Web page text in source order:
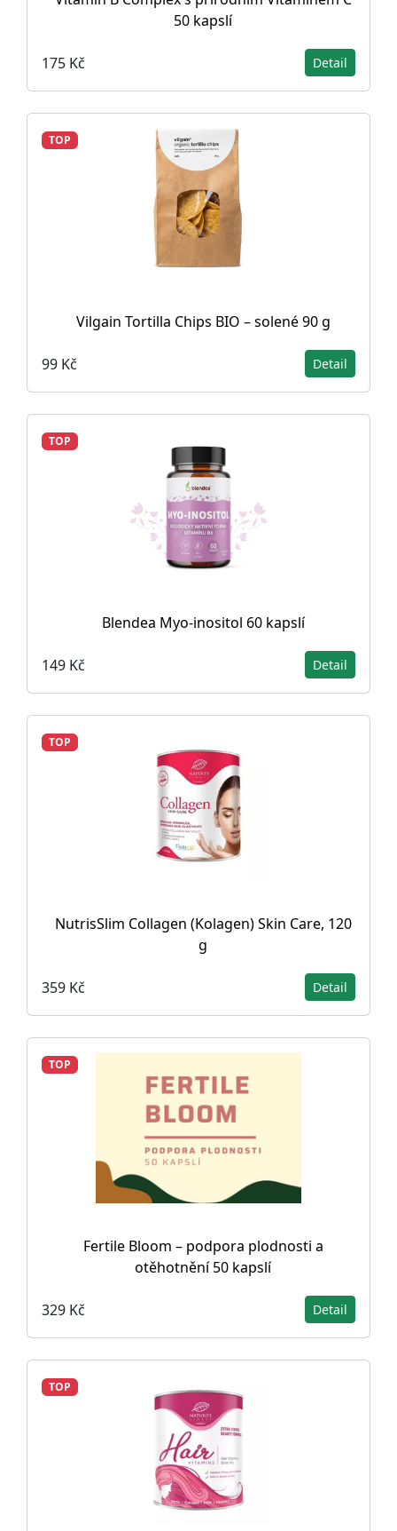
50 kapslí
175 Kč Detail
TOP
Vilgain Tortilla Chips BIO – solené 90 g
99 Kč Detail
TOP
Blendea Myo-inositol 60 kapslí
149 Kč Detail
TOP
NutrisSlim Collagen (Kolagen) Skin Care, 120
g
359 Kč Detail
TOP
Fertile Bloom – podpora plodnosti a
otěhotnění 50 kapslí
329 Kč Detail
TOP